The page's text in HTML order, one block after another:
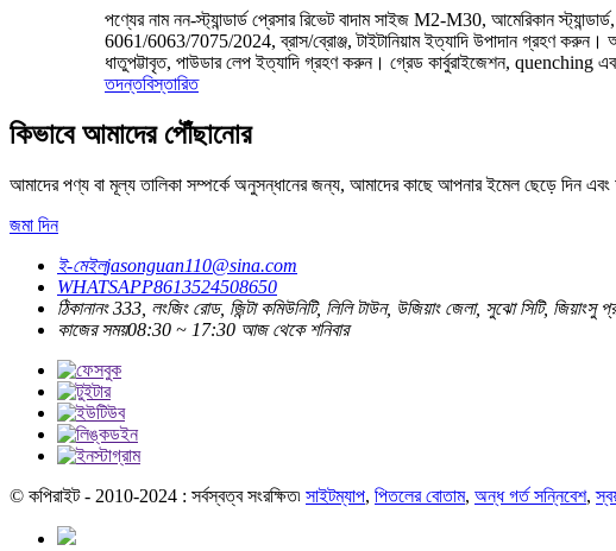
পণ্যের নাম নন-স্ট্যান্ডার্ড প্রেসার রিভেট বাদাম সাইজ M2-M30, আমেরিকান
6061/6063/7075/2024, ব্রাস/ব্রোঞ্জ, টাইটানিয়াম ইত্যাদি উপাদান গ্রহণ করুন।
ধাতুপট্টাবৃত, পাউডার লেপ ইত্যাদি গ্রহণ করুন। গ্রেড কার্বুরাইজেশন,
তদন্তবিস্তারিত
কিভাবে আমাদের পৌঁছানোর
আমাদের পণ্য বা মূল্য তালিকা সম্পর্কে অনুসন্ধানের জন্য, আমাদের কাছে আপনার ইমেল ছেড়ে দিন এবং
জমা দিন
ই-মেইলjasonguan110@sina.com
WHATSAPP8613524508650
ঠিকানানং 333, লংজিং রোড, জিন্টা কমিউনিটি, লিলি টাউন, উজিয়াং জেলা, সুঝো সিটি, জিয়াংসু
কাজের সময়08:30 ~ 17:30 আজ থেকে শনিবার
© কপিরাইট - 2010-2024 : সর্বস্বত্ব সংরক্ষিত৷ সাইটম্যাপ, পিতলের বোতাম, অন্ধ গর্ত সন্নিবেশ,